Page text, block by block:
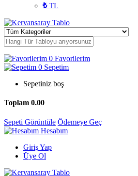
₺TL
0 Favorilerim
0 Sepetim
Sepetiniz boş
Toplam 0.00
Sepeti Görüntüle Ödemeye Geç
Hesabım
Giriş Yap
Üye Ol